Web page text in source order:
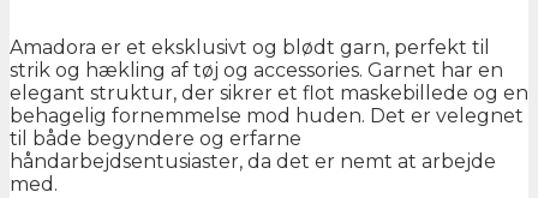
Amadora er et eksklusivt og blødt garn, perfekt til
strik og hækling af tøj og accessories. Garnet har en
elegant struktur, der sikrer et flot maskebillede og en
behagelig fornemmelse mod huden. Det er velegnet
til både begyndere og erfarne
håndarbejdsentusiaster, da det er nemt at arbejde
med.